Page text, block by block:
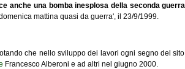
anche una bomba inesplosa della seconda
mattina quasi da guerra', il 23/9/1999.
che nello sviluppo dei lavori ogni segno del
Francesco Alberoni e ad altri nel giugno 2000.